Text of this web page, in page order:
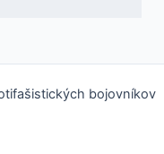
bojovníkov